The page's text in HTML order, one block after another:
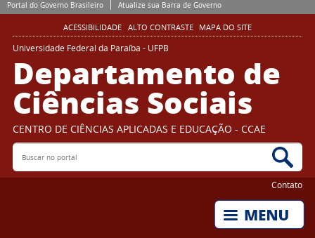
Portal do Governo Brasileiro Atualize sua Barra de Governo
ACESSIBILIDADE ALTO CONTRASTE MAPA DO SITE
Universidade Federal da Paraíba - UFPB
Departamento de
Ciências Sociais
CENTRO DE CIÊNCIAS APLICADAS E EDUCAÇÃO - CCAE
Buscar no portal
Contato